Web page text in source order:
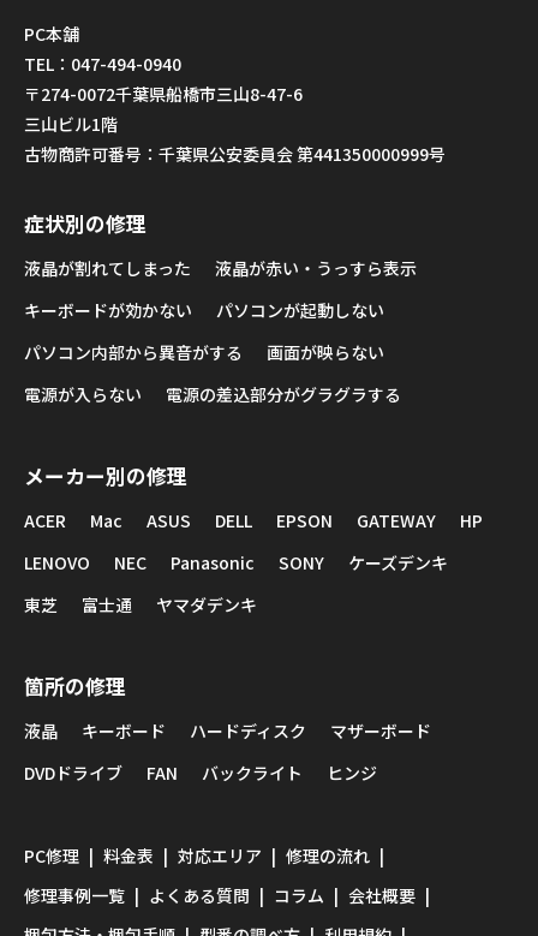
PC本舗
TEL：047-494-0940
〒274-0072千葉県船橋市三山8-47-6
三山ビル1階
古物商許可番号：千葉県公安委員会 第441350000999号
症状別の修理
液晶が割れてしまった
液晶が赤い・うっすら表示
キーボードが効かない
パソコンが起動しない
パソコン内部から異音がする
画面が映らない
電源が入らない
電源の差込部分がグラグラする
メーカー別の修理
ACER Mac ASUS DELL EPSON GATEWAY
HP
LENOVO
NEC Panasonic SONY
ケーズデンキ
東芝
富士通 ヤマダデンキ
箇所の修理
液晶 キーボード ハードディスク
マザーボード
DVDドライブ
FAN バックライト ヒンジ
PC修理 料金表 対応エリア
修理の流れ
修理事例一覧
よくある質問 コラム
会社概要